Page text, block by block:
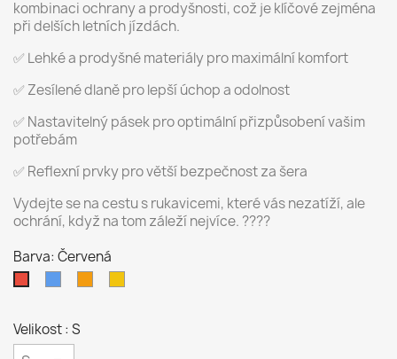
kombinaci ochrany a prodyšnosti, což je klíčové zejména
při delších letních jízdách.
✅ Lehké a prodyšné materiály pro maximální komfort
✅ Zesílené dlaně pro lepší úchop a odolnost
✅ Nastavitelný pásek pro optimální přizpůsobení vašim
potřebám
✅ Reflexní prvky pro větší bezpečnost za šera
Vydejte se na cestu s rukavicemi, které vás nezatíží, ale
ochrání, když na tom záleží nejvíce. ????️
Barva: Červená
Velikost : S